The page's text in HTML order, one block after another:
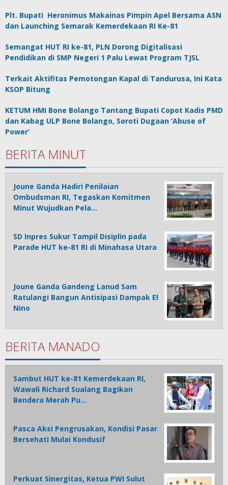
Plt. Bupati Heronimus Makainas Pimpin Apel Bersama ASN
dan Launching Semarak Kemerdekaan RI Ke-81
Semangat HUT RI ke-81, PLN Dorong Digitalisasi
Pendidikan di SMP Negeri 1 Palu Lewat Program TJSL
Terkait Aktifitas Pemotongan Kapal di Tandurusa, Ini Kata
KSOP Bitung
KETUM HMI Bone Bolango Tantang Bupati Copot Kadis PMD
dan Kabag ULP Bone Bolango, Soroti Dugaan ‘Abuse of
Power’
BERITA MINUT
Joune Ganda Hadiri Penilaian
Ombudsman RI, Tegaskan Komitmen
Minut Wujudkan Pela…
SD Inpres Sukur Tampil Disiplin pada
Parade HUT ke-81 RI di Minahasa Utara
Joune Ganda Gandeng Lanud Sam
Ratulangi Bangun Antisipasi Dampak El
Nino
BERITA MANADO
Sambut HUT ke-81 Kemerdekaan RI,
Wawali Richard Sualang Bagikan
Bendera Merah Pu…
Pasca Aksi Pengrusakan, Kondisi Pasar
Bersehati Mulai Kondusif
Perkuat Sinergitas, Ketua PWI Sulut